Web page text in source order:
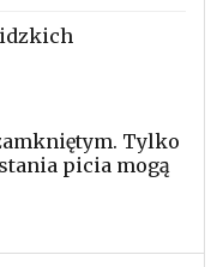
Tylko
picia mogą